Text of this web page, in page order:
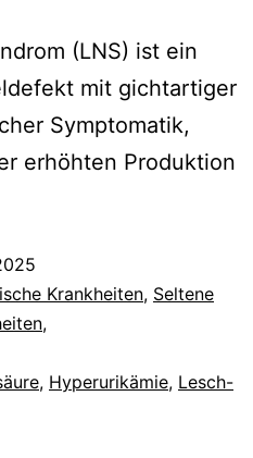
(LNS) ist ein
mit gichtartiger
Symptomatik,
erhöhten Produktion
Krankheiten, Seltene
,
, Hyperurikämie, Lesch-